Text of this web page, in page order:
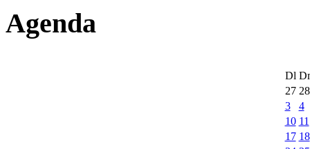
Agenda
Dl
27 28
3
4
10 11
17 18